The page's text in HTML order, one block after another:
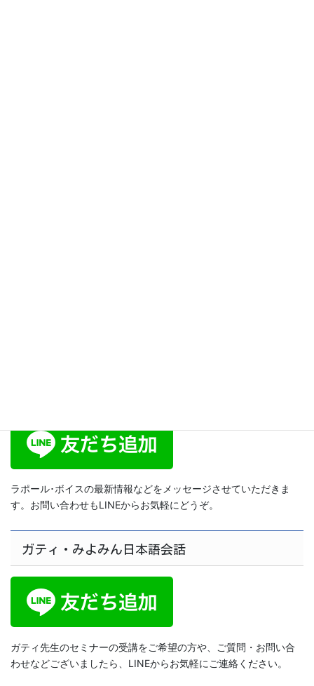
ラポール･ボイスの最新情報などをメッセージさせていただきま
す。お問い合わせもLINEからお気軽にどうぞ。
ガティ・みよみん日本語会話
ガティ先生のセミナーの受講をご希望の方や、ご質問・お問い合
わせなどございましたら、LINEからお気軽にご連絡ください。